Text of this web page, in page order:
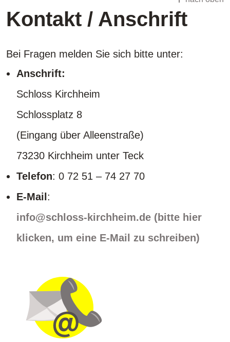
Kontakt / Anschrift
Bei Fragen melden Sie sich bitte unter:
Anschrift:
Schloss Kirchheim
Schlossplatz 8
(Eingang über Alleenstraße)
73230 Kirchheim unter Teck
Telefon: 0 72 51 – 74 27 70
E-Mail :
info@schloss-kirchheim.de (bitte hier
klicken, um eine E-Mail zu schreiben)